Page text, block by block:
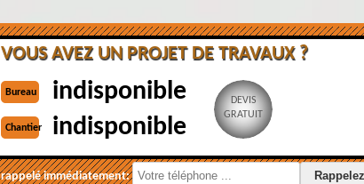
VOUS AVEZ UN PROJET DE TRAVAUX ?
Bureau indisponible
Chantier indisponible
DEVIS
GRATUIT
rappelé immédiatement: